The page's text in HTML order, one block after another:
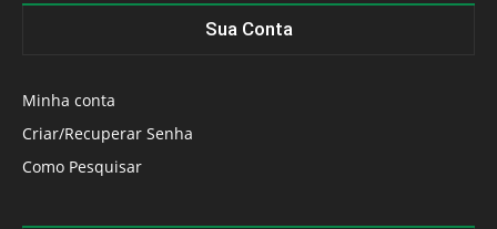
Sua Conta
Minha conta
Criar/Recuperar Senha
Como Pesquisar